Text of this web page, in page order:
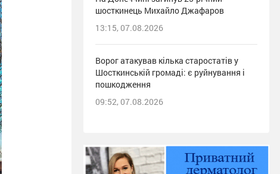
шосткинець Михайло Джафаров
13:15, 07.08.2026
Ворог атакував кілька старостатів у
Шосткинській громаді: є руйнування і
пошкодження
09:52, 07.08.2026